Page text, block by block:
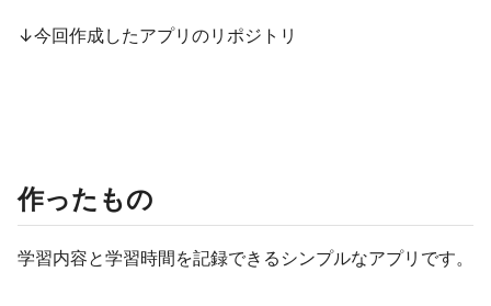
↓今回作成したアプリのリポジトリ
作ったもの
学習内容と学習時間を記録できるシンプルなアプリです。